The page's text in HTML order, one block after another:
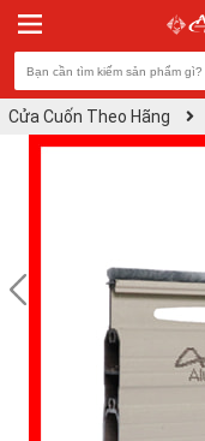
Cửa Cuốn Theo Hãng